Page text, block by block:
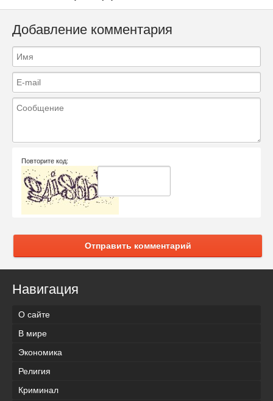
Добавление комментария
Повторите код:
Отправить комментарий
Навигация
О сайте
В мире
Экономика
Религия
Криминал